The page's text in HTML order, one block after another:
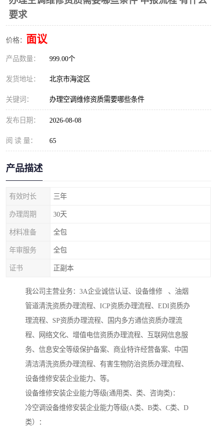
要求
价格： 面议
产品数量： 999.00个
发货地址： 北京市海淀区
关键词： 办理空调维修资质需要哪些条件
发布日期： 2026-08-08
阅 读 量： 65
产品描述
有效时长 三年
办理周期 30天
材料准备 全包
年审服务 全包
证书 正副本
我公司主营业务：3A企业诚信认证、设备维修 、油烟
管道清洗资质办理流程、ICP资质办理流程、EDI资质办
理流程、SP资质办理流程、国内多方通信资质办理流
程、网络文化、增值电信资质办理流程、互联网信息服
务、信息安全等级保护备案、商业特许经营备案、中国
清洁清洗资质办理流程、有害生物防治资质办理流程、
设备维修安装企业能力、等。
设备维修安装企业能力等级(通用类、类、咨询类)：
冷空调设备维修安装企业能力等级(A类、B类、C类、D
类）：